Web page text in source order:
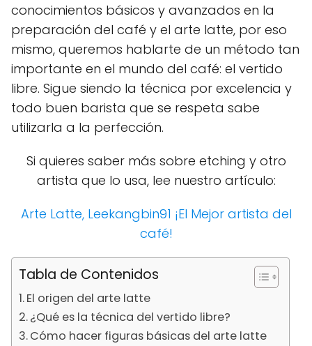
conocimientos básicos y avanzados en la
preparación del café y el arte latte, por eso
mismo, queremos hablarte de un método tan
importante en el mundo del café: el vertido
libre. Sigue siendo la técnica por excelencia y
todo buen barista que se respeta sabe
utilizarla a la perfección.
Si quieres saber más sobre etching y otro
artista que lo usa, lee nuestro artículo:
Arte Latte, Leekangbin91 ¡El Mejor artista del
café!
Tabla de Contenidos
El origen del arte latte
¿Qué es la técnica del vertido libre?
Cómo hacer figuras básicas del arte latte